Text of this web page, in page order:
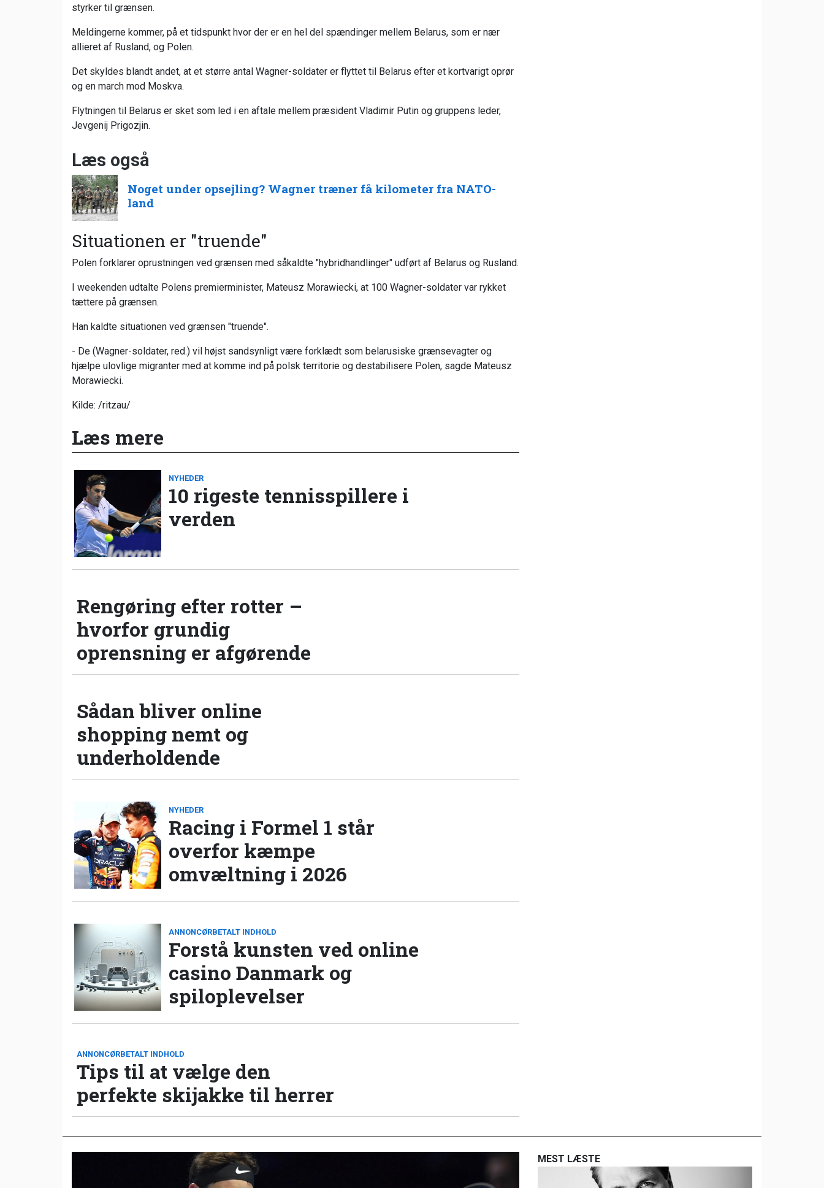
styrker til grænsen.
Meldingerne kommer, på et tidspunkt hvor der er en hel del spændinger mellem Belarus, som er nær
allieret af Rusland, og Polen.
Det skyldes blandt andet, at et større antal Wagner-soldater er flyttet til Belarus efter et kortvarigt oprør
og en march mod Moskva.
Flytningen til Belarus er sket som led i en aftale mellem præsident Vladimir Putin og gruppens leder,
Jevgenij Prigozjin.
Læs også
Noget under opsejling? Wagner træner få kilometer fra NATO-
land
Situationen er "truende"
Polen forklarer oprustningen ved grænsen med såkaldte "hybridhandlinger" udført af Belarus og Rusland.
I weekenden udtalte Polens premierminister, Mateusz Morawiecki, at 100 Wagner-soldater var rykket
tættere på grænsen.
Han kaldte situationen ved grænsen "truende".
- De (Wagner-soldater, red.) vil højst sandsynligt være forklædt som belarusiske grænsevagter og
hjælpe ulovlige migranter med at komme ind på polsk territorie og destabilisere Polen, sagde Mateusz
Morawiecki.
Kilde: /ritzau/
Læs mere
NYHEDER
10 rigeste tennisspillere i
verden
Rengøring efter rotter –
hvorfor grundig
oprensning er afgørende
Sådan bliver online
shopping nemt og
underholdende
NYHEDER
Racing i Formel 1 står
overfor kæmpe
omvæltning i 2026
ANNONCØRBETALT INDHOLD
Forstå kunsten ved online
casino Danmark og
spiloplevelser
ANNONCØRBETALT INDHOLD
Tips til at vælge den
perfekte skijakke til herrer
MEST LÆSTE